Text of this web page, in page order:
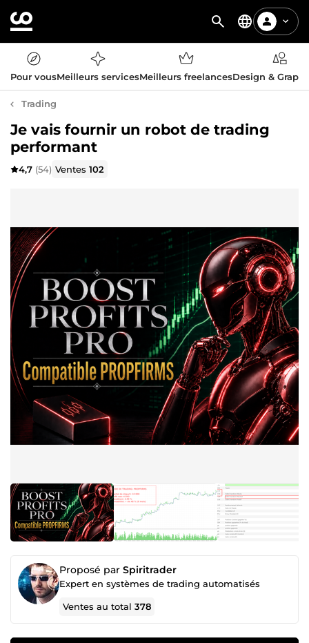
Pour vousMeilleurs servicesMeilleurs freelancesDesign &
Trading
Je vais fournir un robot de trading
performant
4,7 (54) Ventes102
Proposé par Spiritrader
Expert en systèmes de trading automatisés
Ventes au total378